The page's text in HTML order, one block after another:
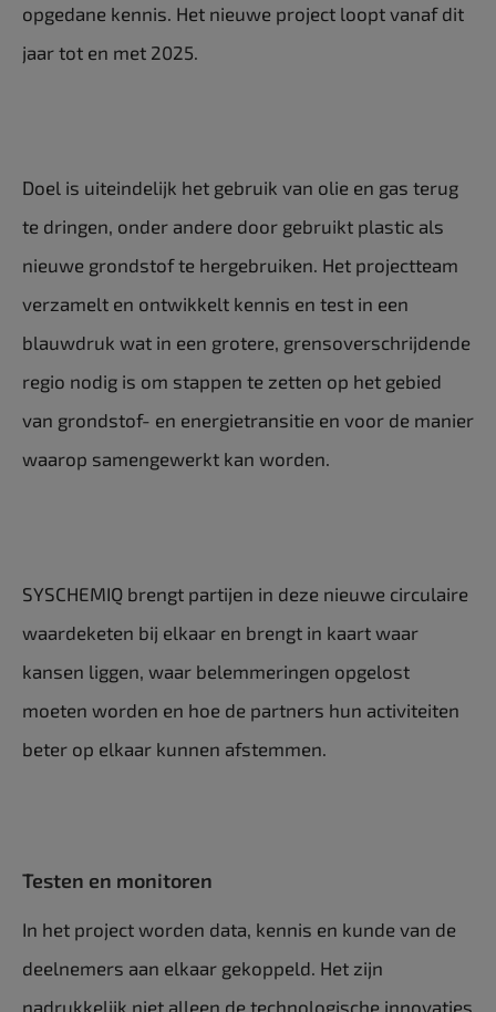
opgedane kennis. Het nieuwe project loopt vanaf dit
jaar tot en met 2025.
Doel is uiteindelijk het gebruik van olie en gas terug
te dringen, onder andere door gebruikt plastic als
nieuwe grondstof te hergebruiken. Het projectteam
verzamelt en ontwikkelt kennis en test in een
blauwdruk wat in een grotere, grensoverschrijdende
regio nodig is om stappen te zetten op het gebied
van grondstof- en energietransitie en voor de manier
waarop samengewerkt kan worden.
SYSCHEMIQ brengt partijen in deze nieuwe circulaire
waardeketen bij elkaar en brengt in kaart waar
kansen liggen, waar belemmeringen opgelost
moeten worden en hoe de partners hun activiteiten
beter op elkaar kunnen afstemmen.
Testen en monitoren
In het project worden data, kennis en kunde van de
deelnemers aan elkaar gekoppeld. Het zijn
nadrukkelijk niet alleen de technologische innovaties